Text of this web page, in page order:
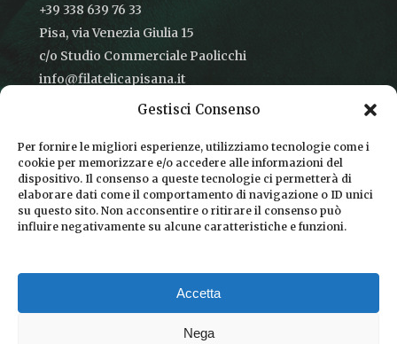
Gestisci Consenso
Per fornire le migliori esperienze, utilizziamo tecnologie come i
cookie per memorizzare e/o accedere alle informazioni del
dispositivo. Il consenso a queste tecnologie ci permetterà di
elaborare dati come il comportamento di navigazione o ID unici
su questo sito. Non acconsentire o ritirare il consenso può
influire negativamente su alcune caratteristiche e funzioni.
Accetta
Nega
+39 338 639 76 33
Pisa, via Venezia Giulia 15
c/o Studio Commerciale Paolicchi
info@filatelicapisana.it
CONDIZIONI DI VENDITA
INFORMATIVA SULLA PRIVACY
COOKIE POLICY